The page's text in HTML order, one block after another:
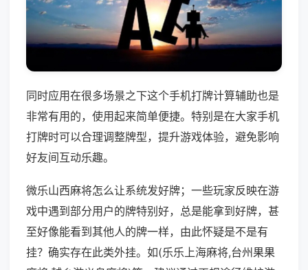
同时应用在很多场景之下这个手机打牌计算辅助也是
非常有用的，使用起来简单便捷。特别是在大家手机
打牌时可以合理调整牌型，提升游戏体验，避免影响
好友间互动乐趣。
微乐山西麻将怎么让系统发好牌；一些玩家反映在游
戏中遇到部分用户的牌特别好，总是能拿到好牌，甚
至好像能看到其他人的牌一样，由此怀疑是不是有
挂？确实存在此类外挂。如(乐乐上海麻将,台州果果